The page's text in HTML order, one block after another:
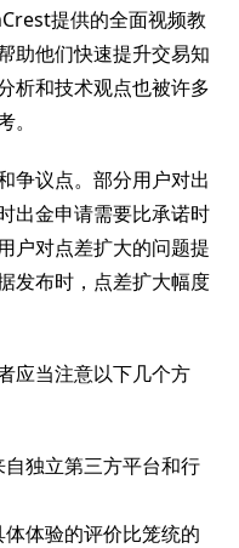
提供的全面视频教
助他们快速提升交易知
析和技术观点也被许多
争议点。部分用户对出
出金申请需要比承诺时
户对点差扩大的问题提
发布时，点差扩大幅度
应当注意以下几个方
自独立第三方平台和行
体验的评价比笼统的